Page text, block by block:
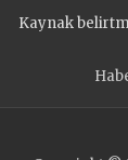
Kaynak